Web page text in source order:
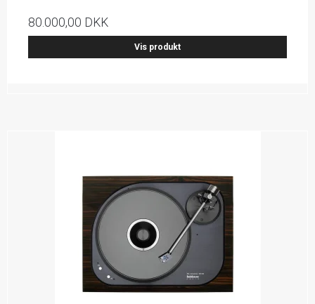
80.000,00 DKK
Vis produkt